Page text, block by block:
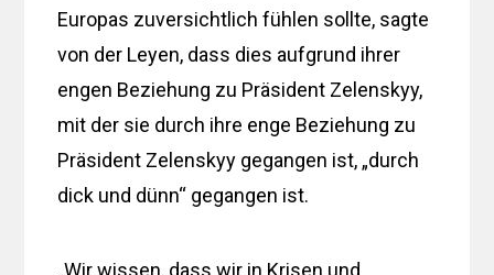
Europas zuversichtlich fühlen sollte, sagte
von der Leyen, dass dies aufgrund ihrer
engen Beziehung zu Präsident Zelenskyy,
mit der sie durch ihre enge Beziehung zu
Präsident Zelenskyy gegangen ist, „durch
dick und dünn“ gegangen ist.
„Wir wissen, dass wir in Krisen und